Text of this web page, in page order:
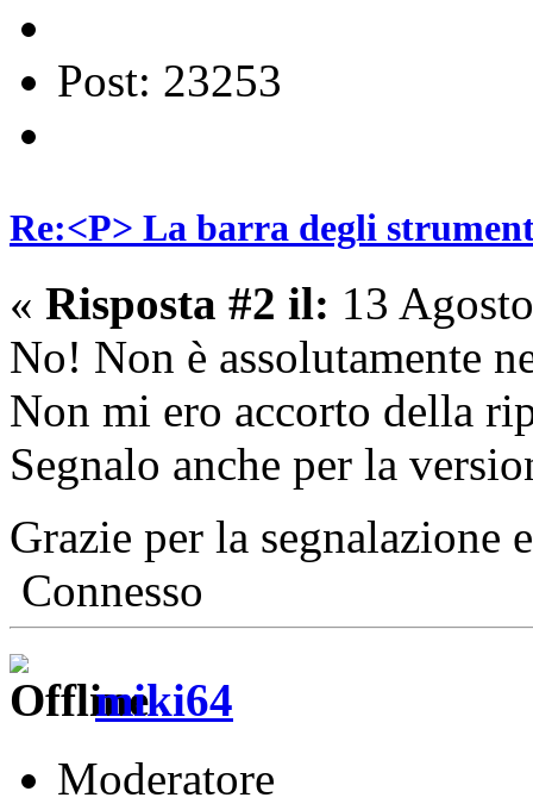
Post: 23253
Re:<P> La barra degli
« Risposta #2 il: 13
No! Non è assolutamente
Non mi ero accorto della
Segnalo anche per la
Grazie per la
Connesso
miki64
Moderatore